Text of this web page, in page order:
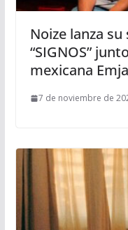
Noize lanza
“SIGNOS”
mexicana
7 de noviembre de